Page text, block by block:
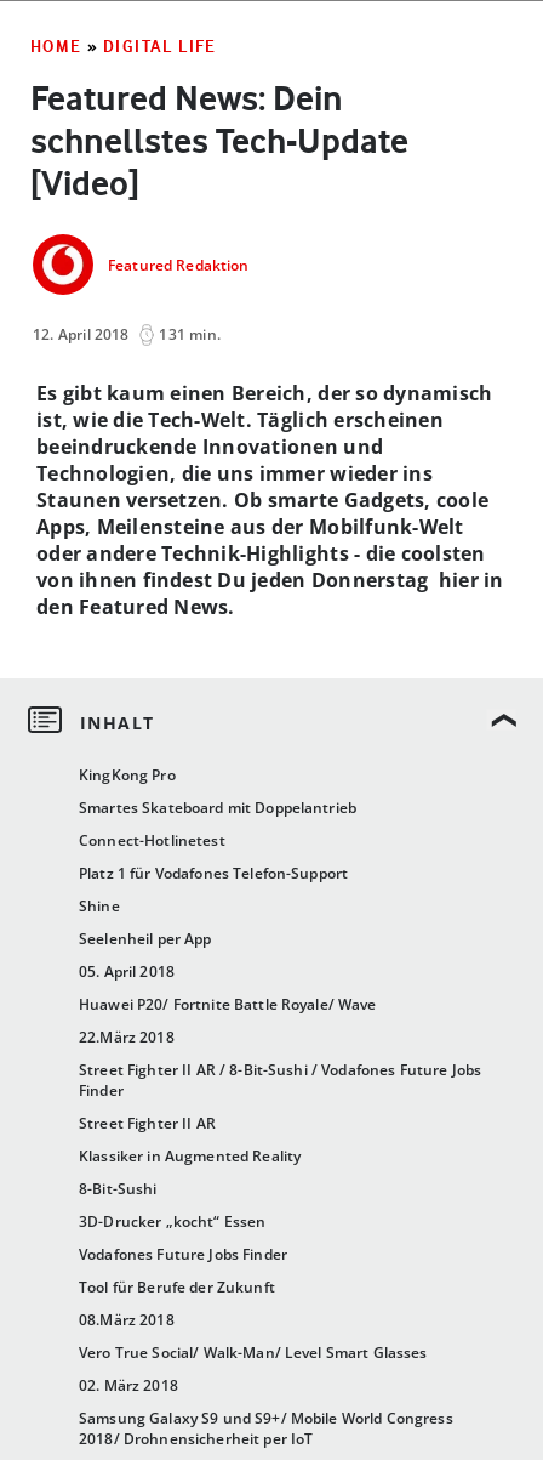
HOME » DIGITAL LIFE
Featured News: Dein
schnellstes Tech-Update
[Video]
Featured Redaktion
12. April 2018 131 min.
KingKong Pro
Smartes Skateboard mit Doppelantrieb
Connect-Hotlinetest
Platz 1 für Vodafones Telefon-Support
Shine
Seelenheil per App
05. April 2018
Huawei P20/ Fortnite Battle Royale/ Wave
22.März 2018
Street Fighter II AR / 8-Bit-Sushi / Vodafones Future Jobs
Finder
Street Fighter II AR
Klassiker in Augmented Reality
8-Bit-Sushi
3D-Drucker „kocht“ Essen
Vodafones Future Jobs Finder
Tool für Berufe der Zukunft
08.März 2018
Vero True Social/ Walk-Man/ Level Smart Glasses
02. März 2018
Samsung Galaxy S9 und S9+/ Mobile World Congress
2018/ Drohnensicherheit per IoT
Es gibt kaum einen Bereich, der so dynamisch
ist, wie die Tech-Welt. Täglich erscheinen
beeindruckende Innovationen und
Technologien, die uns immer wieder ins
Staunen versetzen. Ob smarte Gadgets, coole
Apps, Meilensteine aus der Mobilfunk-Welt
oder andere Technik-Highlights - die coolsten
von ihnen findest Du jeden Donnerstag hier in
den Featured News.